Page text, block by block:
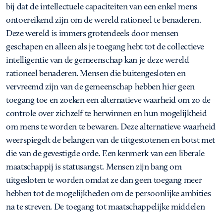
bij dat de intellectuele capaciteiten van een enkel mens
ontoereikend zijn om de wereld rationeel te benaderen.
Deze wereld is immers grotendeels door mensen
geschapen en alleen als je toegang hebt tot de collectieve
intelligentie van de gemeenschap kan je deze wereld
rationeel benaderen. Mensen die buitengesloten en
vervreemd zijn van de gemeenschap hebben hier geen
toegang toe en zoeken een alternatieve waarheid om zo de
controle over zichzelf te herwinnen en hun mogelijkheid
om mens te worden te bewaren. Deze alternatieve waarheid
weerspiegelt de belangen van de uitgestotenen en botst met
die van de gevestigde orde. Een kenmerk van een liberale
maatschappij is statusangst. Mensen zijn bang om
uitgesloten te worden omdat ze dan geen toegang meer
hebben tot de mogelijkheden om de persoonlijke ambities
na te streven. De toegang tot maatschappelijke middelen